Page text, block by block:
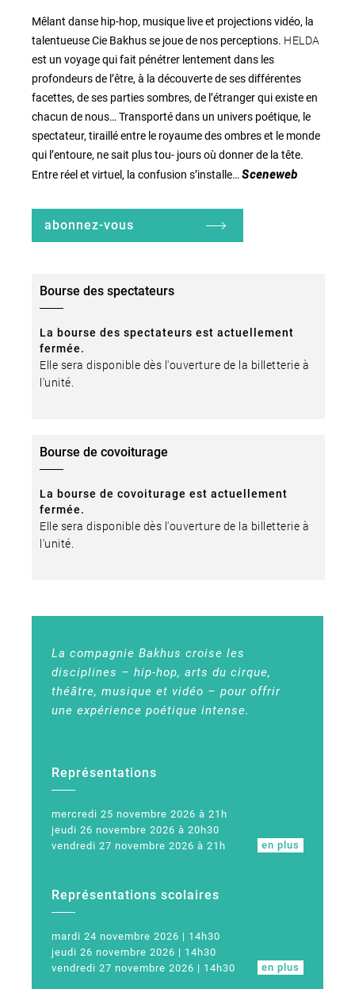
La compagnie Bakhus croise les
disciplines – hip-hop, arts du cirque,
théâtre, musique et vidéo – pour offrir
une expérience poétique intense.
Représentations
mercredi 25 novembre 2026 à 21h
jeudi 26 novembre 2026 à 20h30
vendredi 27 novembre 2026 à 21h
en plus
Représentations scolaires
mardi 24 novembre 2026 | 14h30
jeudi 26 novembre 2026 | 14h30
vendredi 27 novembre 2026 | 14h30
en plus
Mêlant danse hip-hop, musique live et projections vidéo, la
talentueuse Cie Bakhus se joue de nos perceptions. HELDA
est un voyage qui fait pénétrer lentement dans les
profondeurs de l’être, à la découverte de ses différentes
facettes, de ses parties sombres, de l’étranger qui existe en
chacun de nous… Transporté dans un univers poétique, le
spectateur, tiraillé entre le royaume des ombres et le monde
qui l’entoure, ne sait plus tou- jours où donner de la tête.
Entre réel et virtuel, la confusion s’installe… Sceneweb
abonnez-vous
Bourse des spectateurs
La bourse des spectateurs est actuellement
fermée.
Elle sera disponible dès l'ouverture de la billetterie à
l'unité.
Bourse de covoiturage
La bourse de covoiturage est actuellement
fermée.
Elle sera disponible dès l'ouverture de la billetterie à
l'unité.